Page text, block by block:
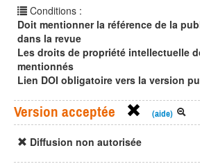
Conditions :
Doit mentionner la référence de la
dans la revue
Les droits de propriété intellectuelle
mentionnés
Lien DOI obligatoire vers la version
Version acceptée (aide)
Diffusion non autorisée